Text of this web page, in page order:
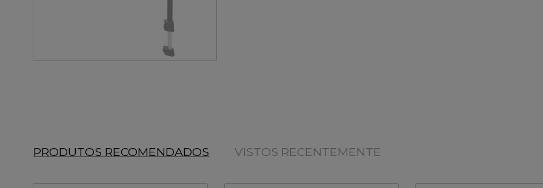
PRODUTOS RECOMENDADOS VISTOS RECENTEMENTE